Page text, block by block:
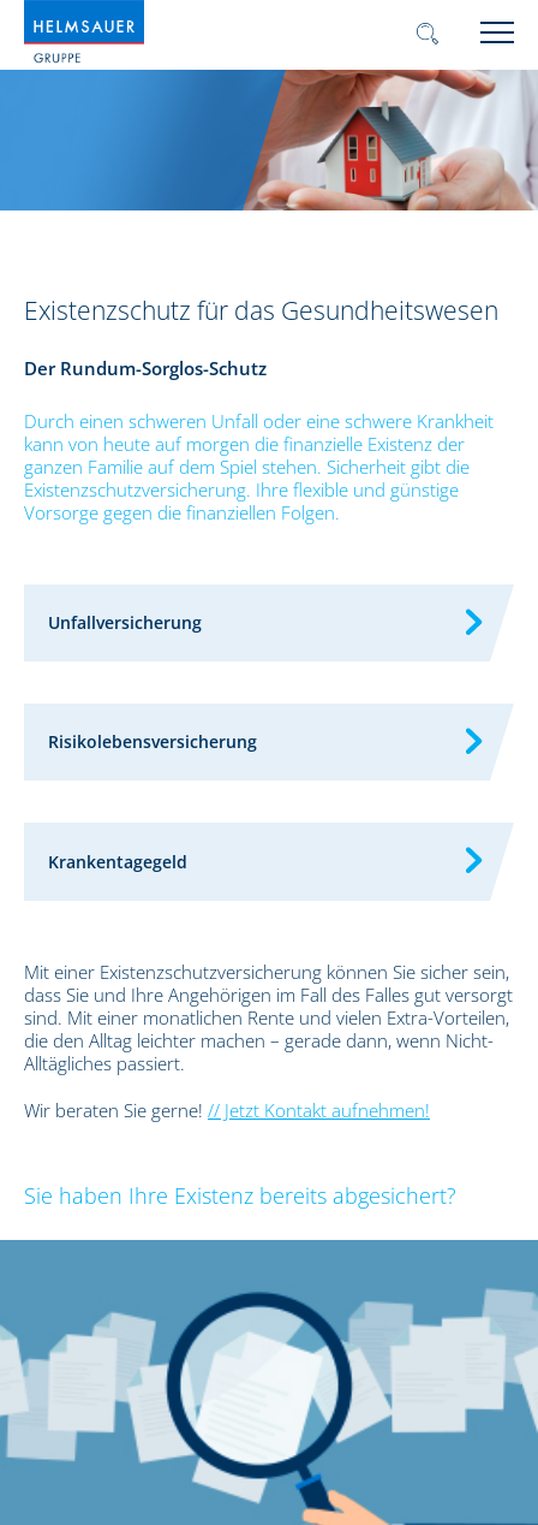
Existenzschutz für das Gesundheitswesen
Der Rundum-Sorglos-Schutz
Durch einen schweren Unfall oder eine schwere Krankheit
kann von heute auf morgen die finanzielle Existenz der
ganzen Familie auf dem Spiel stehen. Sicherheit gibt die
Existenzschutzversicherung. Ihre flexible und günstige
Vorsorge gegen die finanziellen Folgen.
Unfallversicherung
Risikolebensversicherung
Krankentagegeld
Mit einer Existenzschutzversicherung können Sie sicher sein,
dass Sie und Ihre Angehörigen im Fall des Falles gut versorgt
sind. Mit einer monatlichen Rente und vielen Extra-Vorteilen,
die den Alltag leichter machen – gerade dann, wenn Nicht-
Alltägliches passiert.
Wir beraten Sie gerne! // Jetzt Kontakt aufnehmen!
Sie haben Ihre Existenz bereits abgesichert?